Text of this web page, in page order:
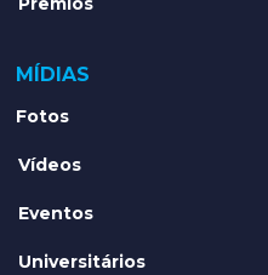
MÍDIAS
Fotos
Vídeos
Eventos
Universitários